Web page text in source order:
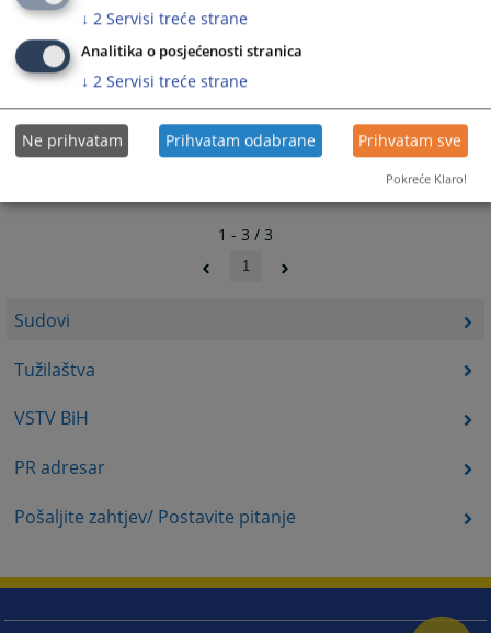
Sudovi
Tužilaštva
VSTV BiH
PR adresar
Pošaljite zahtjev/ Postavite pitanje
changing
dates.
dates.
1 - 3 / 3
1
↓ 2 Servisi treće strane
Analitika o posjećenosti stranica
↓ 2 Servisi treće strane
Ne prihvatam Prihvatam odabrane Prihvatam sve
Pokreće Klaro!